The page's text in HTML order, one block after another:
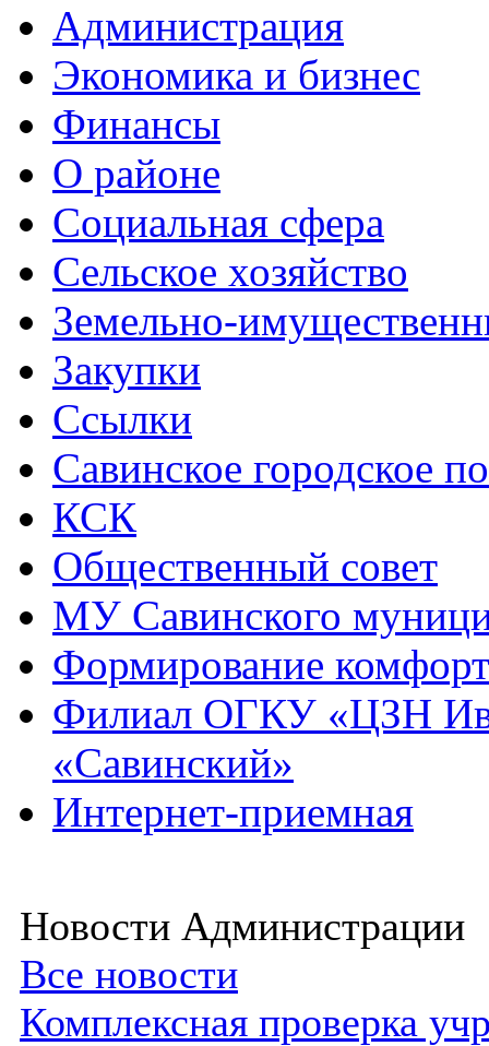
Администрация
Экономика и бизнес
Финансы
О районе
Социальная сфера
Сельское хозяйство
Земельно-
Закупки
Ссылки
Савинское городское
КСК
Общественный совет
МУ Савинского
Формирование
Филиал ОГКУ «ЦЗН
«Савинский»
Интернет-приемная
Новости Администрации
Все новости
Комплексная проверка